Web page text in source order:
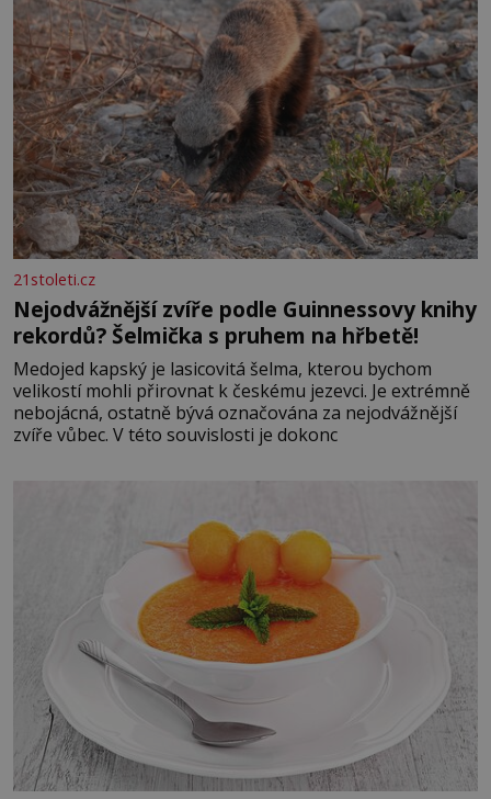
21stoleti.cz
Nejodvážnější zvíře podle Guinnessovy knihy
rekordů? Šelmička s pruhem na hřbetě!
Medojed kapský je lasicovitá šelma, kterou bychom
velikostí mohli přirovnat k českému jezevci. Je extrémně
nebojácná, ostatně bývá označována za nejodvážnější
zvíře vůbec. V této souvislosti je dokonc